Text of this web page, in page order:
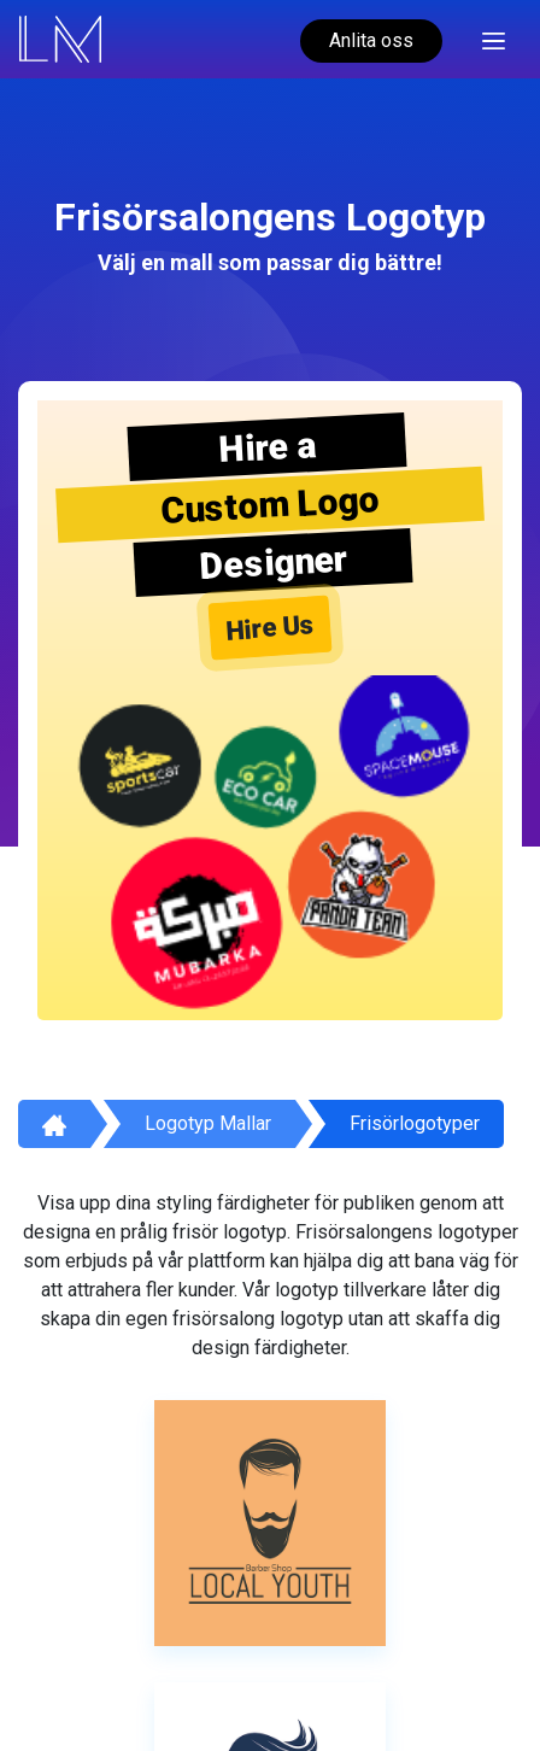
Anlita oss
Frisörsalongens Logotyp
Välj en mall som passar dig bättre!
Hire a
Custom Logo
Designer
Hire Us
Logotyp Mallar Frisörlogotyper
Visa upp dina styling färdigheter för publiken genom att
designa en prålig frisör logotyp. Frisörsalongens logotyper
som erbjuds på vår plattform kan hjälpa dig att bana väg för
att attrahera fler kunder. Vår logotyp tillverkare låter dig
skapa din egen frisörsalong logotyp utan att skaffa dig
design färdigheter.